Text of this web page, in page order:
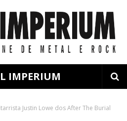
IMPERIUM
Justin Lowe dos After The Burial